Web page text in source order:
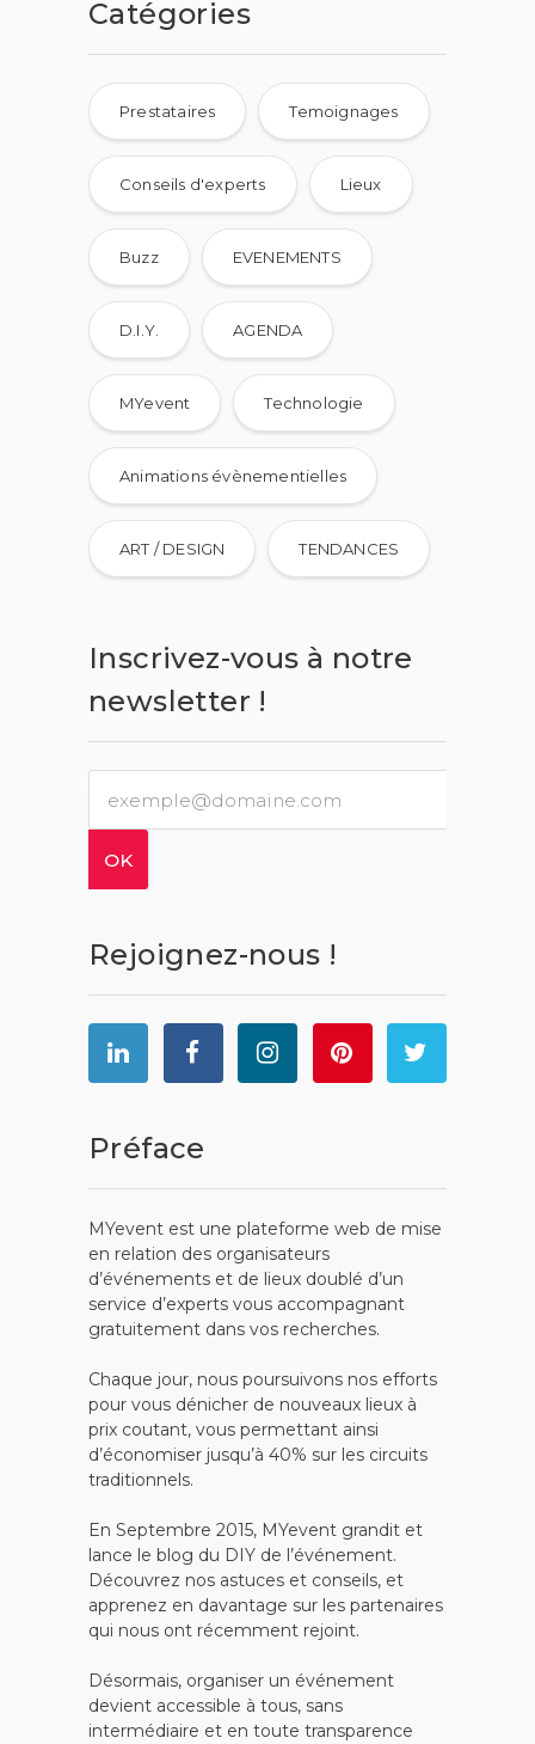
Catégories
Prestataires Temoignages
Conseils d'experts Lieux
Buzz EVENEMENTS
D.I.Y. AGENDA
MYevent Technologie
Animations évènementielles
ART / DESIGN TENDANCES
Inscrivez-vous à notre
newsletter !
Rejoignez-nous !
Préface
MYevent est une plateforme web de mise
en relation des organisateurs
d’événements et de lieux doublé d’un
service d’experts vous accompagnant
gratuitement dans vos recherches.
Chaque jour, nous poursuivons nos efforts
pour vous dénicher de nouveaux lieux à
prix coutant, vous permettant ainsi
d’économiser jusqu’à 40% sur les circuits
traditionnels.
En Septembre 2015, MYevent grandit et
lance le blog du DIY de l’événement.
Découvrez nos astuces et conseils, et
apprenez en davantage sur les partenaires
qui nous ont récemment rejoint.
Désormais, organiser un événement
devient accessible à tous, sans
intermédiaire et en toute transparence